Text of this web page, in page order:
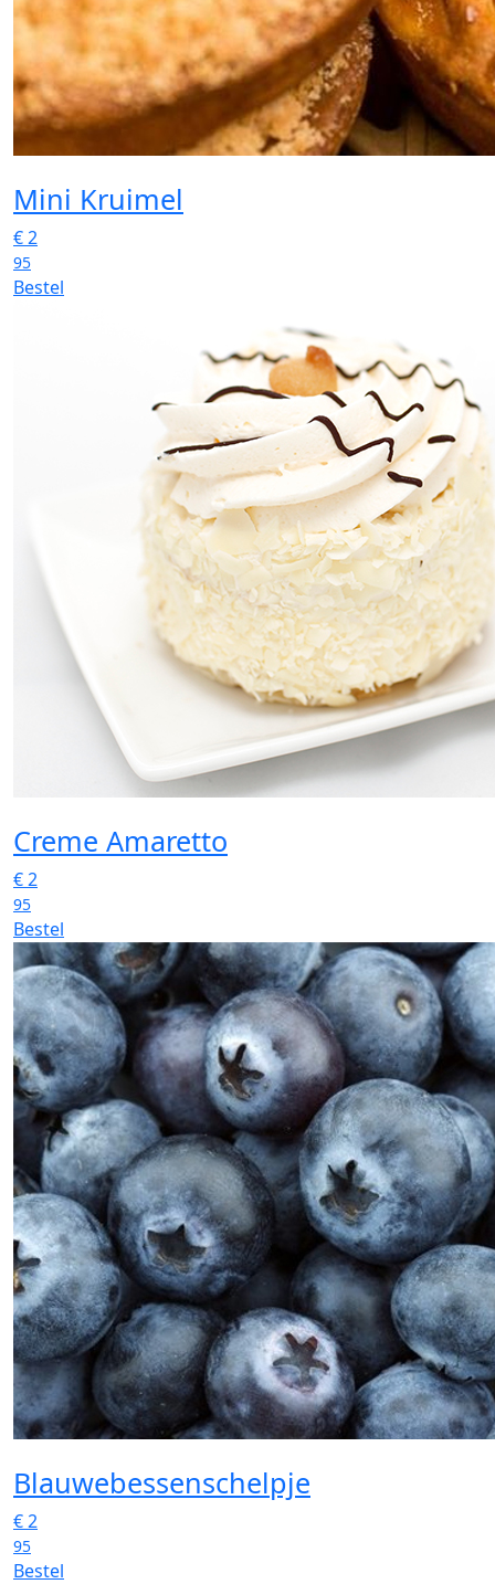
Mini Kruimel
€2
95
Bestel
Creme Amaretto
€2
95
Bestel
Blauwebessenschelpje
€2
95
Bestel